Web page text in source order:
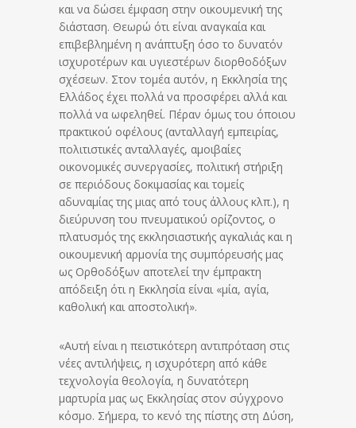
και να δώσει έμφαση στην οικουμενική της
διάσταση. Θεωρώ ότι είναι αναγκαία και
επιβεβλημένη η ανάπτυξη όσο το δυνατόν
ισχυροτέρων και υγιεστέρων διορθοδόξων
σχέσεων. Στον τομέα αυτόν, η Εκκλησία της
Ελλάδος έχει πολλά να προσφέρει αλλά και
πολλά να ωφεληθεί. Πέραν όμως του όποιου
πρακτικού οφέλους (ανταλλαγή εμπειρίας,
πολιτιστικές ανταλλαγές, αμοιβαίες
οικονομικές συνεργασίες, πολιτική στήριξη
σε περιόδους δοκιμασίας και τομείς
αδυναμίας της μιας από τους άλλους κλπ.), η
διεύρυνση του πνευματικού ορίζοντος, ο
πλατυσμός της εκκλησιαστικής αγκαλιάς και η
οικουμενική αρμονία της συμπόρευσής μας
ως Ορθοδόξων αποτελεί την έμπρακτη
απόδειξη ότι η Εκκλησία είναι «μία, αγία,
καθολική και αποστολική».
«Αυτή είναι η πειστικότερη αντιπρόταση στις
νέες αντιλήψεις, η ισχυρότερη από κάθε
τεχνολογία θεολογία, η δυνατότερη
μαρτυρία μας ως Εκκλησίας στον σύγχρονο
κόσμο. Σήμερα, το κενό της πίστης στη Δύση,